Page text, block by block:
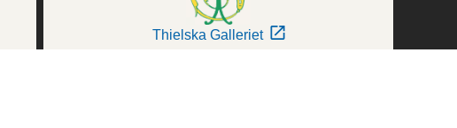
Thielska Galleriet